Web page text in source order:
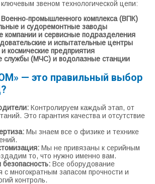
звеном технологической цепи:
промышленного комплекса (ВПК)
и судоремонтные заводы
компании и сервисные подразделения
и испытательные центры
космические предприятия
службы (МЧС) и водолазные станции
— это правильный выбор
Контролируем каждый этап, от
Это гарантия качества и отсутствие
Мы знаем все о физике и технике
Мы не привязаны к серийным
то, что нужно именно вам.
Все оборудование
с многократным запасом прочности и
контроль.